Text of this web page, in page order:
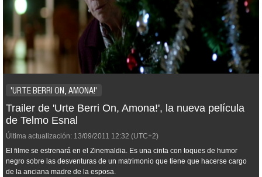
'URTE BERRI ON, AMONA!'
Trailer de 'Urte Berri On, Amona!', la nueva película
de Telmo Esnal
Última actualización: 13/09/2011 12:32 (UTC+2)
El filme se estrenará en el Zinemaldia. Es una cinta con toques de humor
negro sobre las desventuras de un matrimonio que tiene que hacerse cargo
de la anciana madre de la esposa.